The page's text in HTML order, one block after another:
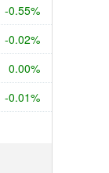
-0.55%
-0.02%
0.00%
-0.01%